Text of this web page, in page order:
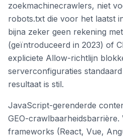
zoekmachinecrawlers, niet
robots.txt die voor het laatst
bijna zeker geen rekening
(geïntroduceerd in 2023) of
expliciete Allow-richtlijn
serverconfiguraties
resultaat is stil.
JavaScript-gerenderde
GEO-crawlbaarheidsbarrière.
frameworks (React, Vue,